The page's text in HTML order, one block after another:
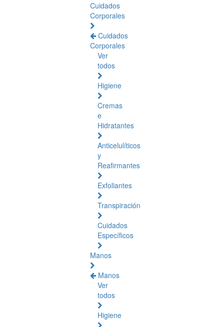
Cuidados
Corporales
Cuidados
Corporales
Ver
todos
Higiene
Cremas
e
Hidratantes
Anticelulíticos
y
Reafirmantes
Exfoliantes
Transpiración
Cuidados
Específicos
Manos
Manos
Ver
todos
Higiene